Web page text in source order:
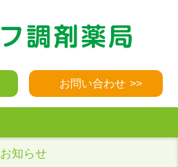
お問い合わせ
お知らせ